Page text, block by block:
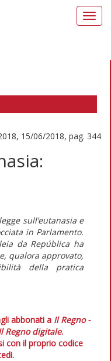
15/06/2018, pag. 344
sull’eutanasia e
in Parlamento.
da República ha
qualora approvato,
della pratica
abbonati a Il Regno -
Regno digitale.
con il proprio codice